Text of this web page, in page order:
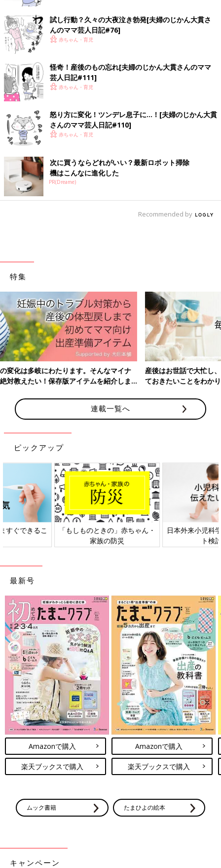
吉本興業所属／夫婦お笑いコンビ「夫婦のじかん」の嫁担当。イ
ラストレーターとしても活動中。相方は元・トンファー山西章
博。息子（2018.3生）と夫との3人暮らし。2019年3月にコミッ
クエッセイ「母ハハハ！」（PARCO出版）を発売。
・「夫婦のじかん」YouTubeチャンネル
＜Amazonで詳しく見る＞
Amazonで見る
前の話
新生児期以来の寝不
足続き…息子の大胆
な寝相！ [夫婦のじか
ん大貫さんのママ芸
人日記#106]
一覧
次の話
ミステリー！「こーも
ろりー」の謎！ [夫婦
のじかん大貫さんのマ
マ芸人日記#108]
試し行動？久々の大夜泣き勃発[夫婦のじかん大貫さ
んのママ芸人日記#76]
赤ちゃん・育児
怪奇！産後のもの忘れ[夫婦のじかん大貫さんのママ
芸人日記#111]
赤ちゃん・育児
怒り方に変化！ツンデレ息子に…！[夫婦のじかん大貫
さんのママ芸人日記#110]
赤ちゃん・育児
次に買うならどれがいい？最新ロボット掃除
機はこんなに進化した
PR(Dreame)
Recommended by
特集
産後はお世話で大忙し、出産前にそろえておきたいアイテム、知っ
ておきたいことをわかりやすく紹介！
連載一覧へ
ピックアップ
日本外来小児科学会リーフレッ
六星占術 細木かおりさんの人
最新号
Amazonで購入
楽天ブックスで購入
Amazonで購入
楽天ブックスで購入
ムック書籍 たまひよの絵本
キャンペーン